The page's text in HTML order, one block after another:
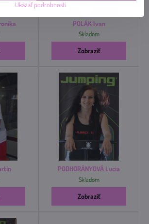
POLÁK Ivan
Skladom
Zobraziť
PODHORÁNYOVÁ Lucia
Skladom
Zobraziť
Ukázať podrobnosti